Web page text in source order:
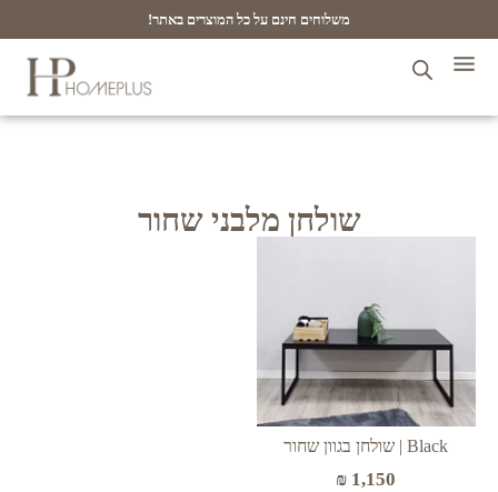
משלוחים חינם על כל המוצרים באתר!
שולחן מלבני שחור
Black | שולחן בגוון שחור
₪ 1,150